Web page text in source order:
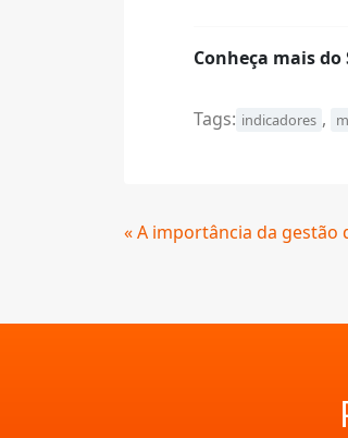
Conheça mais do
Tags: indicadores ,
Continue
Lendo
« A importância da gestão